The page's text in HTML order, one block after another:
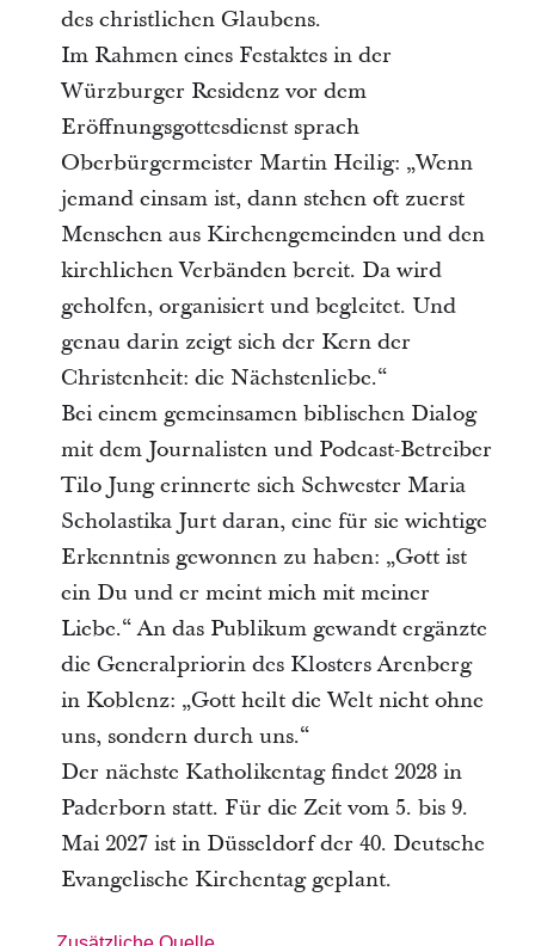
des christlichen Glaubens.
Im Rahmen eines Festaktes in der
Würzburger Residenz vor dem
Eröffnungsgottesdienst sprach
Oberbürgermeister Martin Heilig: „Wenn
jemand einsam ist, dann stehen oft zuerst
Menschen aus Kirchengemeinden und den
kirchlichen Verbänden bereit. Da wird
geholfen, organisiert und begleitet. Und
genau darin zeigt sich der Kern der
Christenheit: die Nächstenliebe.“
Bei einem gemeinsamen biblischen Dialog
mit dem Journalisten und Podcast-Betreiber
Tilo Jung erinnerte sich Schwester Maria
Scholastika Jurt daran, eine für sie wichtige
Erkenntnis gewonnen zu haben: „Gott ist
ein Du und er meint mich mit meiner
Liebe.“ An das Publikum gewandt ergänzte
die Generalpriorin des Klosters Arenberg
in Koblenz: „Gott heilt die Welt nicht ohne
uns, sondern durch uns.“
Der nächste Katholikentag findet 2028 in
Paderborn statt. Für die Zeit vom 5. bis 9.
Mai 2027 ist in Düsseldorf der 40. Deutsche
Evangelische Kirchentag geplant.